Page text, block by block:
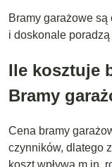
Bramy garażowe
i doskonale
Ile kosztuje
Bramy
Cena bramy
czynników, dlatego
koszt wpływa m.in.